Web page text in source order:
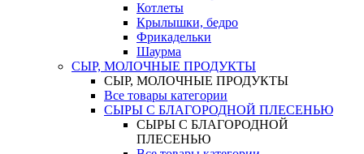
Котлеты
Крылышки, бедро
Фрикадельки
Шаурма
СЫР, МОЛОЧНЫЕ ПРОДУКТЫ
СЫР, МОЛОЧНЫЕ ПРОДУКТЫ
Все товары категории
СЫРЫ С БЛАГОРОДНОЙ ПЛЕСЕНЬЮ
СЫРЫ С БЛАГОРОДНОЙ
ПЛЕСЕНЬЮ